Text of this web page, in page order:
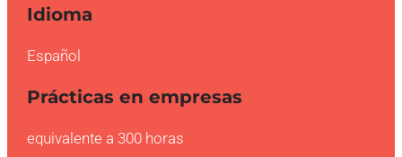
Idioma
Español
Prácticas en empresas
equivalente a 300 horas